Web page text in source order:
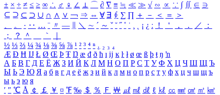
± × ÷ ≠ ≤ ≥ ∞ ∴ ♂ ♀ ∠ ⊥ ⌒ ∂ ∇ ≡ ≒ ≪ ≫ √ ∽ ∝ ∵ ∫ ∬ ∈ ∋
⊆ ⊇ ⊂ ⊃ ∪ ∩ ∧ ∨ ￢ ⇒ ⇔ ∀ ∃ ∮ ∑ ∏ ＋ － ＜ ＝
＞
、
。 · ‥ … ¨ 〃 ― ＼ ∼ ´ ～ ˇ ˘ ˝ ˚ ˙ ¸ ¡ ¿ ː ！ ＇ ， ． ／
：
；
？ ＾ ｀
½ ⅓ ⅔ ¼ ¾ ⅛ ⅜ ⅝ ⅞ ¹ ² ³ ⁴ ⁿ ₁ ₂ ₃ ₄
Æ Ð Ħ Ĳ Ł Ø Œ Þ Ŧ Ŋ æ đ ð ħ ı ĳ ĸ ŀ ł ø œ ß þ ŧ ŋ ŉ
А Б В Г Д Е Ё Ж З И Й К Л М Н О П Р С Т У Ф Х Ц Ч Ш Щ Ъ
Ы Ь Э Ю Я а б в г д е ё ж з и й к л м н о п р с т у ф х ц ч ш щ ъ
ы ь э ю я
′ ″ ℃ Å ￠ ￡ ￥ ¤ ℉ ‰ ＄ ％ Ｆ ￦ ㎕ ㎖ ㎗ ℓ ㎘ ㏄ ㎣ ㎤ ㎥ ㎦